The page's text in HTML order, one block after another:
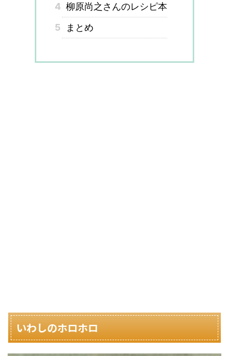
4 柳原尚之さんのレシピ本
5
まとめ
いわしのホロホロ